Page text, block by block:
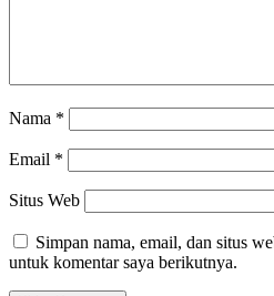
Nama *
Email *
Situs Web
Simpan nama, email, dan situs
untuk komentar saya berikutnya.